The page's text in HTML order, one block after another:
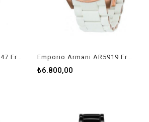
Emporio Armani AR2447 Erkek Kol Saati Emporio Armani AR5919 Erkek Kol Saati
₺6.800,00